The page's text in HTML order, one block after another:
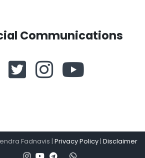
Communications
Fadnavis | Privacy Policy| Disclaimer